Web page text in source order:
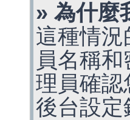
» 為什麼
這種情
員名稱
理員確認
後台設定